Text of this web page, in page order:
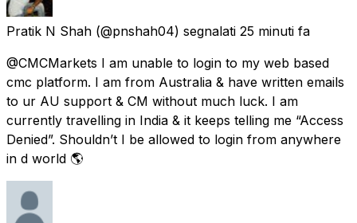
Pratik N Shah (@pnshah04) segnalati 25 minuti fa
@CMCMarkets I am unable to login to my web based
cmc platform. I am from Australia & have written emails
to ur AU support & CM without much luck. I am
currently travelling in India & it keeps telling me “Access
Denied”. Shouldn’t I be allowed to login from anywhere
in d world 🌎